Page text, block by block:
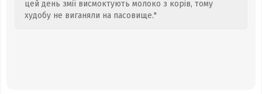
цей день змії висмоктують молоко з корів, тому
худобу не виганяли на пасовище."